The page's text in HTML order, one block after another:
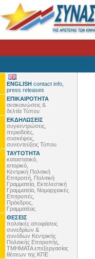
ENGLISH contact info,
press releases
ΕΠΙΚΑΙΡΟΤΗΤΑ
ανακοινώσεις &
δελτία Τύπου
ΕΚΔΗΛΩΣΕΙΣ
συγκεντρώσεις,
περιοδείες,
συσκέψεις,
συνεντεύξεις Τύπου
ΤΑΥΤΟΤΗΤΑ
καταστατικό,
ιστορικό,
Κεντρική Πολιτική
Επιτροπή, Πολιτική
Γραμματεία, Εκτελεστική
Γραμματεία, Νομαρχιακές
Επιτροπές,
Πρόεδρος,
Γραμματέας
ΘΕΣΕΙΣ
πολιτικές αποφάσεις
συνεδρίων &
συνόδων Κεντρικής
Πολιτικής Επιτροπής,
ΤΜΗΜΑΤΑ επεξεργασίας
θέσεων της ΚΠΕ